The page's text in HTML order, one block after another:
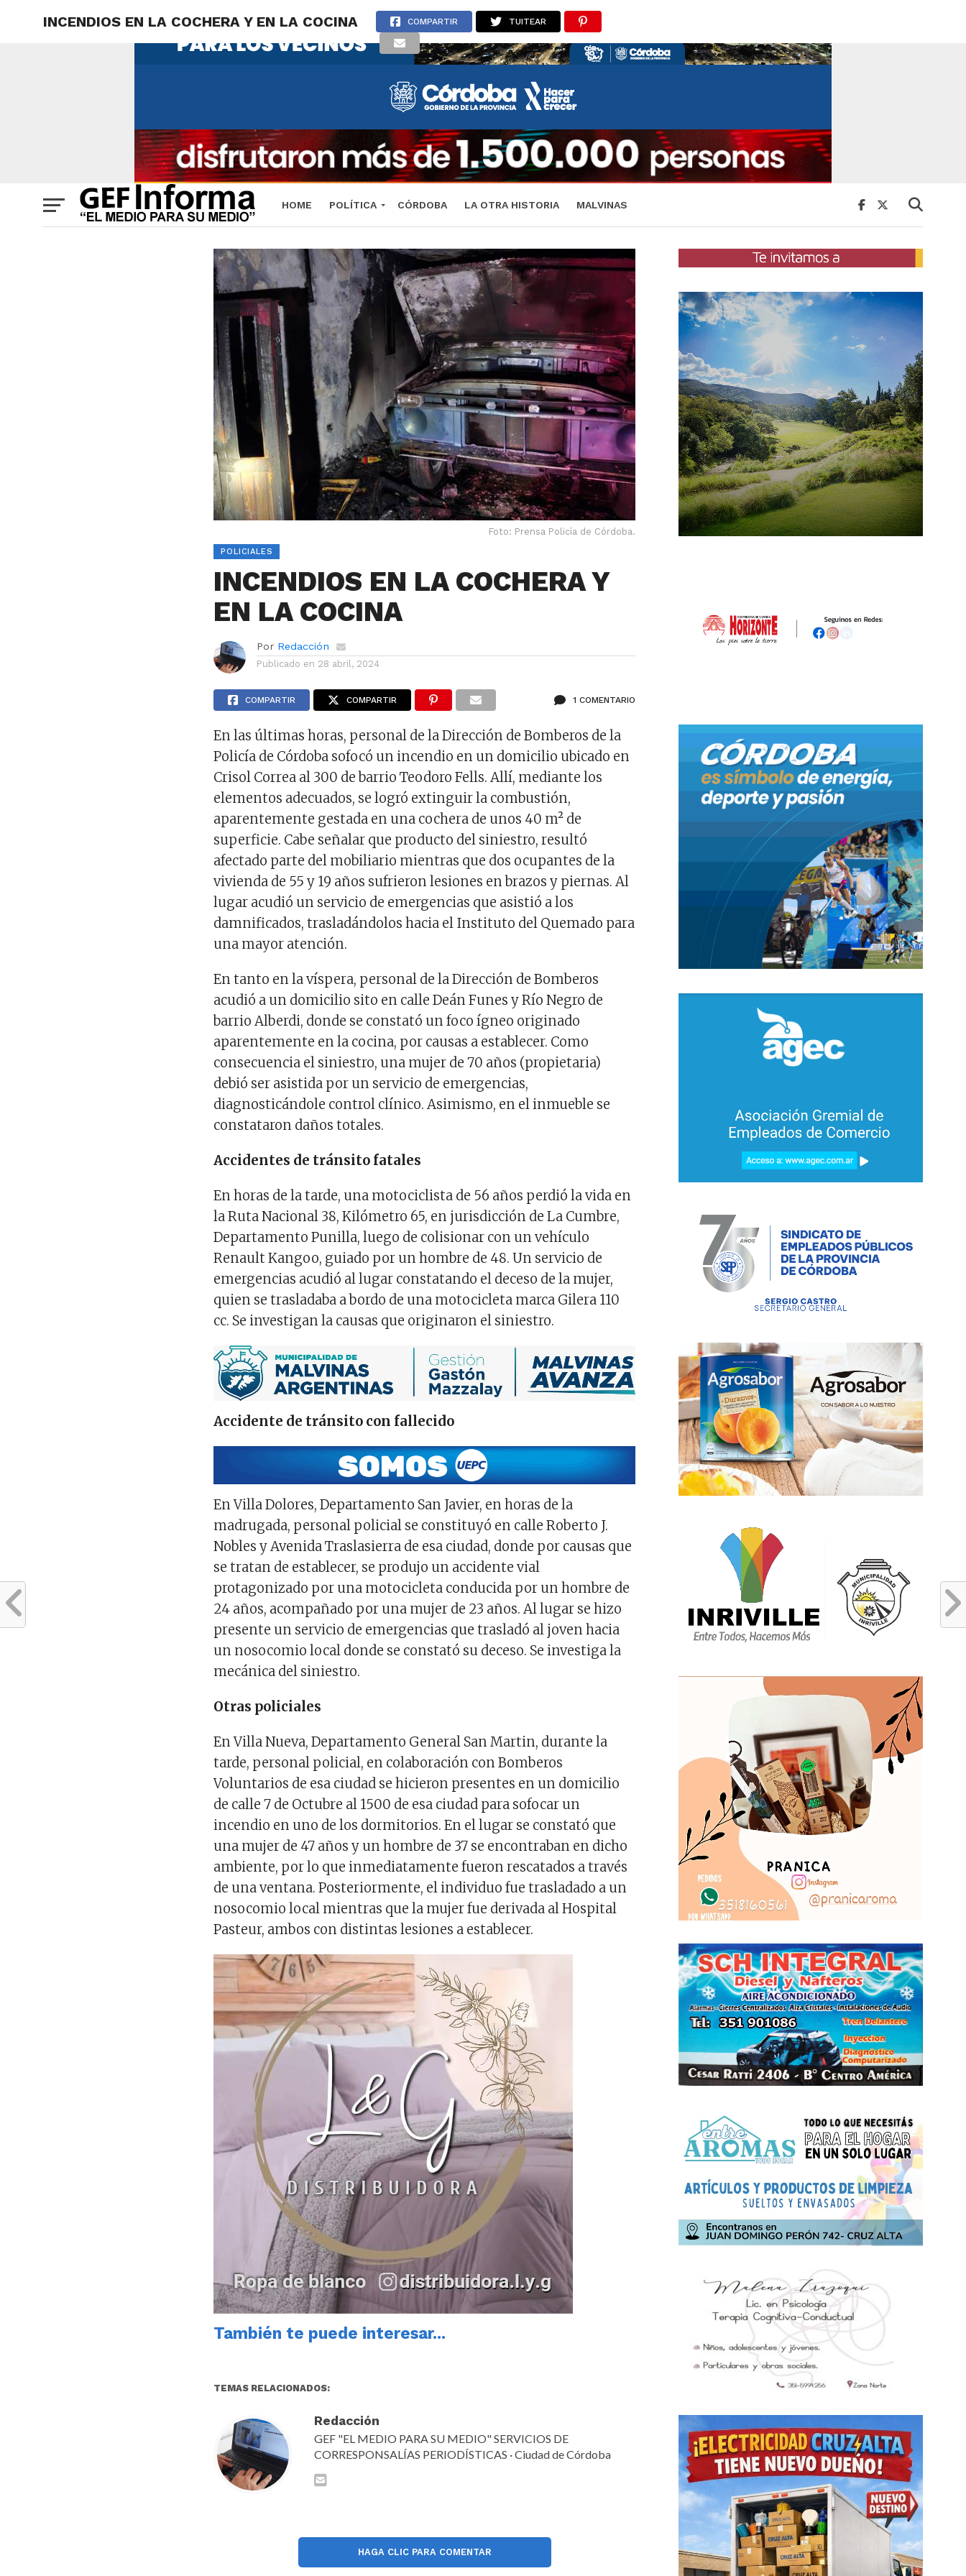
HOME POLÍTICA CÓRDOBA LA OTRA HISTORIA MALVINAS
INCENDIOS EN LA COCHERA Y EN LA COCINA COMPARTIR TUITEAR
Foto: Prensa Policía de Córdoba.
POLICIALES
INCENDIOS EN LA COCHERA Y
EN LA COCINA
Por Redacción
Publicado en 28 abril, 2024
COMPARTIR COMPARTIR 1 COMENTARIO
En las últimas horas, personal de la Dirección de Bomberos de la
Policía de Córdoba sofocó un incendio en un domicilio ubicado en
Crisol Correa al 300 de barrio Teodoro Fells. Allí, mediante los
elementos adecuados, se logró extinguir la combustión,
aparentemente gestada en una cochera de unos 40 m² de
superficie. Cabe señalar que producto del siniestro, resultó
afectado parte del mobiliario mientras que dos ocupantes de la
vivienda de 55 y 19 años sufrieron lesiones en brazos y piernas. Al
lugar acudió un servicio de emergencias que asistió a los
damnificados, trasladándolos hacia el Instituto del Quemado para
una mayor atención.
En tanto en la víspera, personal de la Dirección de Bomberos
acudió a un domicilio sito en calle Deán Funes y Río Negro de
barrio Alberdi, donde se constató un foco ígneo originado
aparentemente en la cocina, por causas a establecer. Como
consecuencia el siniestro, una mujer de 70 años (propietaria)
debió ser asistida por un servicio de emergencias,
diagnosticándole control clínico. Asimismo, en el inmueble se
constataron daños totales.
Accidentes de tránsito fatales
En horas de la tarde, una motociclista de 56 años perdió la vida en
la Ruta Nacional 38, Kilómetro 65, en jurisdicción de La Cumbre,
Departamento Punilla, luego de colisionar con un vehículo
Renault Kangoo, guiado por un hombre de 48. Un servicio de
emergencias acudió al lugar constatando el deceso de la mujer,
quien se trasladaba a bordo de una motocicleta marca Gilera 110
cc. Se investigan la causas que originaron el siniestro.
Accidente de tránsito con fallecido
En Villa Dolores, Departamento San Javier, en horas de la
madrugada, personal policial se constituyó en calle Roberto J.
Nobles y Avenida Traslasierra de esa ciudad, donde por causas que
se tratan de establecer, se produjo un accidente vial
protagonizado por una motocicleta conducida por un hombre de
24 años, acompañado por una mujer de 23 años. Al lugar se hizo
presente un servicio de emergencias que trasladó al joven hacia
un nosocomio local donde se constató su deceso. Se investiga la
mecánica del siniestro.
Otras policiales
En Villa Nueva, Departamento General San Martin, durante la
tarde, personal policial, en colaboración con Bomberos
Voluntarios de esa ciudad se hicieron presentes en un domicilio
de calle 7 de Octubre al 1500 de esa ciudad para sofocar un
incendio en uno de los dormitorios. En el lugar se constató que
una mujer de 47 años y un hombre de 37 se encontraban en dicho
ambiente, por lo que inmediatamente fueron rescatados a través
de una ventana. Posteriormente, el individuo fue trasladado a un
nosocomio local mientras que la mujer fue derivada al Hospital
Pasteur, ambos con distintas lesiones a establecer.
También te puede interesar...
TEMAS RELACIONADOS:
Redacción
GEF "EL MEDIO PARA SU MEDIO" SERVICIOS DE
CORRESPONSALÍAS PERIODÍSTICAS · Ciudad de Córdoba
HAGA CLIC PARA COMENTAR